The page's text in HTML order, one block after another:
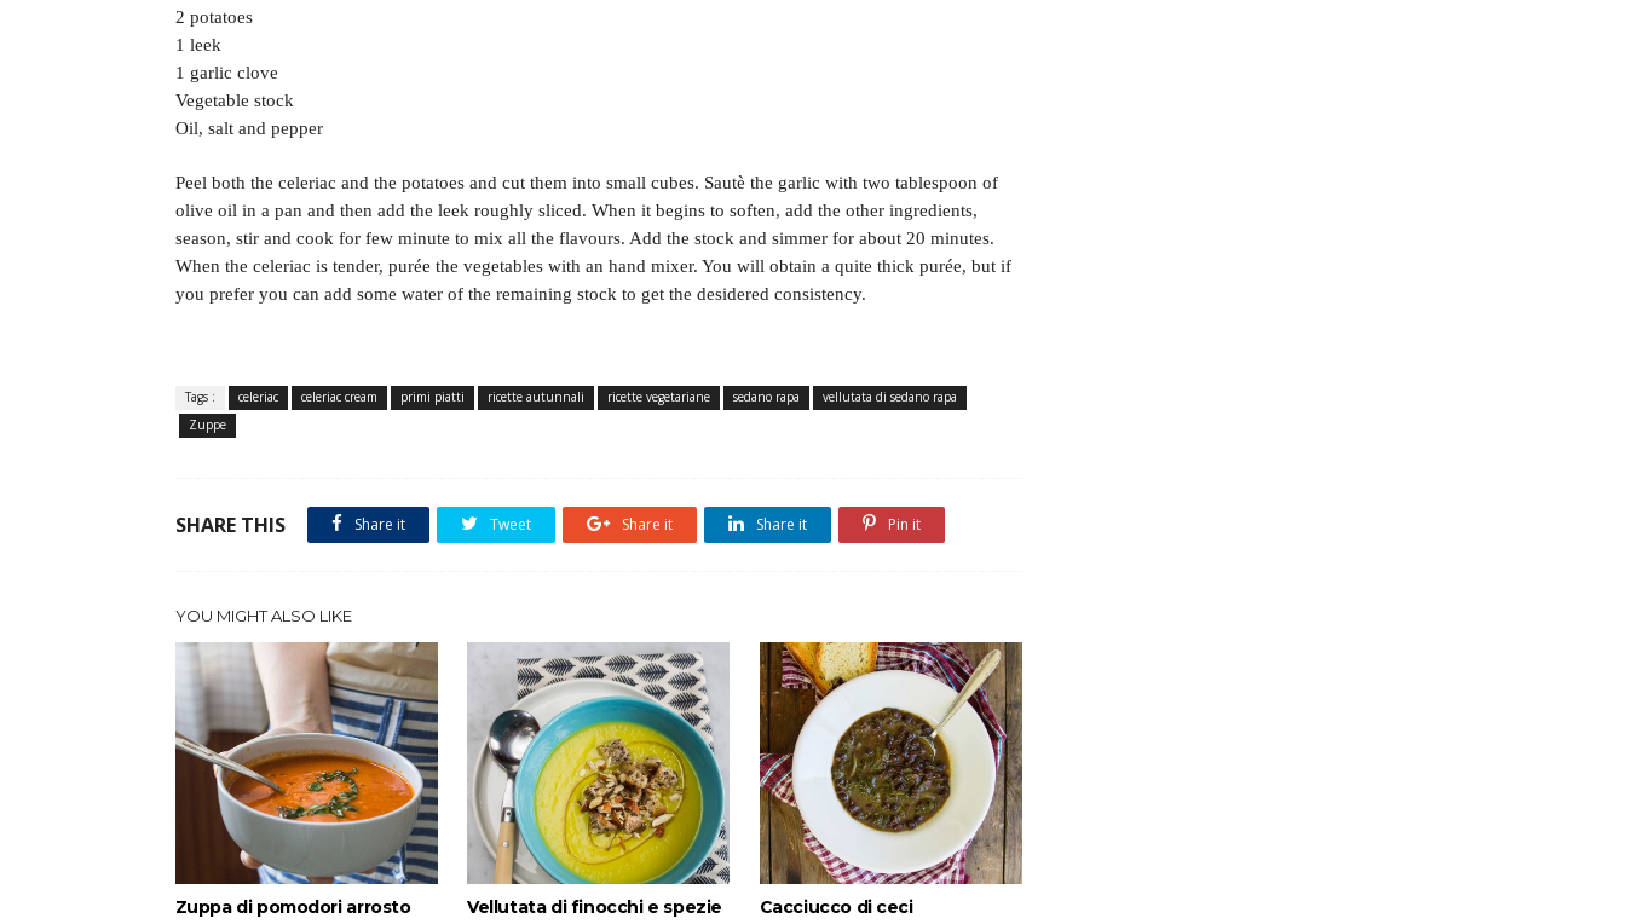
2 potatoes
1 leek
1 garlic clove
Vegetable stock
Oil, salt and pepper
Peel both the celeriac and the potatoes and cut them into small cubes. Sautè the garlic with two tablespoon of
olive oil in a pan and then add the leek roughly sliced. When it begins to soften, add the other ingredients,
season, stir and cook for few minute to mix all the flavours. Add the stock and simmer for about 20 minutes.
When the celeriac is tender, purée the vegetables with an hand mixer. You will obtain a quite thick purée, but if
you prefer you can add some water of the remaining stock to get the desidered consistency.
Tags : celeriac celeriac cream primi piatti ricette autunnali ricette vegetariane sedano rapa
vellutata di sedano rapa
Zuppe
SHARE THIS Share it Tweet Share it Share it Pin it
YOU MIGHT ALSO LIKE
Zuppa di pomodori arrosto Vellutata di finocchi e spezie Cacciucco di ceci